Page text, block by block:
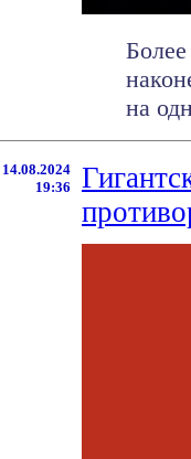
на
14.08.2024
19:36